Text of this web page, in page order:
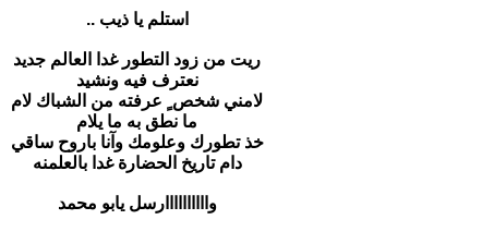
استلم يا ذيب ..
ريت من زود التطور غدا العالم جديد
نعترف فيه ونشيد
لامني شخص ٍ عرفته من الشباك لام
ما نطق به ما يلام
خذ تطورك وعلومك وآنا باروح ساقي
دام تاريخ الحضارة غدا بالعلمنه
واااااااااارسل يابو محمد